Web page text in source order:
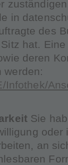
in
des
hat.
deren
werden:
Infothek/
Sie
oder
an